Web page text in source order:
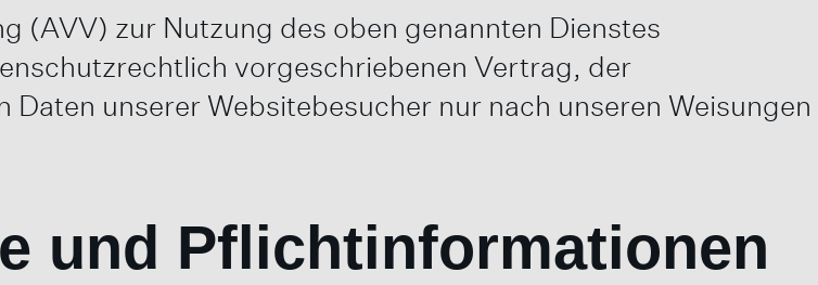
(AVV) zur Nutzung des oben genannten Dienstes
vorgeschriebenen Vertrag, der
unserer Websitebesucher nur nach unseren Weisungen
und Pflichtinformationen